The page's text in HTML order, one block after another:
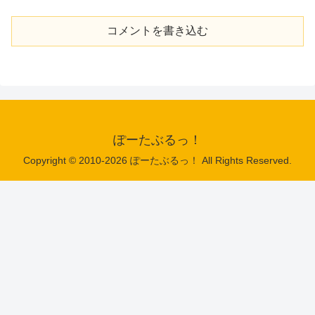
コメントを書き込む
ぽーたぶるっ！
Copyright © 2010-2026 ぽーたぶるっ！ All Rights Reserved.